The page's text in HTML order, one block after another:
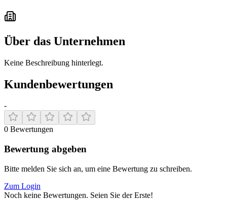
Über das Unternehmen
Keine Beschreibung hinterlegt.
Kundenbewertungen
-
0 Bewertungen
Bewertung abgeben
Bitte melden Sie sich an, um eine Bewertung zu schreiben.
Zum Login
Noch keine Bewertungen. Seien Sie der Erste!